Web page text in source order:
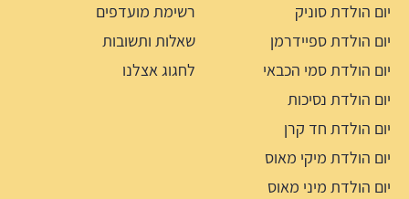
יום הולדת סוניק
יום הולדת ספיידרמן
יום הולדת סמי הכבאי
יום הולדת נסיכות
יום הולדת חד קרן
יום הולדת מיקי מאוס
יום הולדת מיני מאוס
רשימת מועדפים
שאלות ותשובות
לחגוג אצלנו